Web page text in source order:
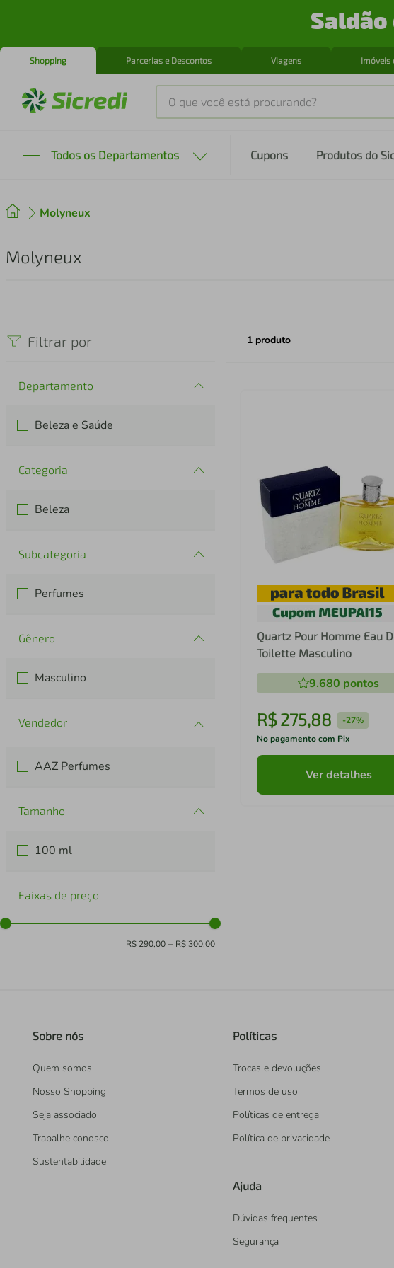
Shopping Parcerias e Descontos Viagens Imóveis
O que você está procurando?
Todos os Departamentos Cupons Produtos do
Molyneux
Molyneux
Filtrar por
Departamento
Beleza e Saúde
Categoria
Beleza
Subcategoria
Perfumes
Gênero
Masculino
AAZ Perfumes
Tamanho
100 ml
Faixas de preço
R$ 290,00 – R$ 300,00
1 produto
Quartz Pour Homme Eau
Toilette Masculino
9.680 pontos
R$ 275,88 -27%
No pagamento com Pix
Ver detalhes
Sobre nós
Quem somos
Nosso Shopping
Seja associado
Trabalhe conosco
Sustentabilidade
Políticas
Trocas e devoluções
Termos de uso
Políticas de entrega
Política de privacidade
Ajuda
Dúvidas frequentes
Segurança